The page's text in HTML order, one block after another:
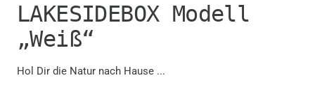
LAKESIDEBOX Modell
„Weiß“
Hol Dir die Natur nach Hause ...